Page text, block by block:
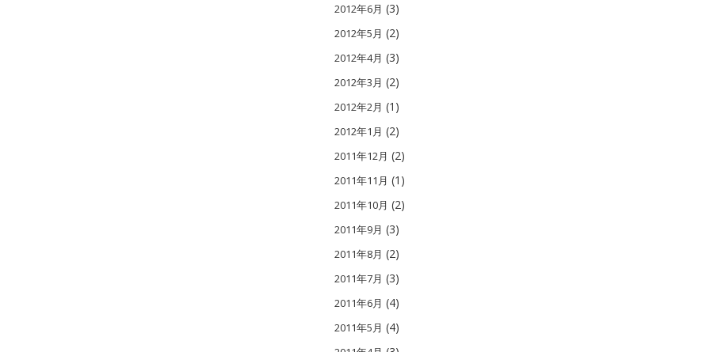
2012年6月 (3)
2012年5月 (2)
2012年4月 (3)
2012年3月 (2)
2012年2月 (1)
2012年1月 (2)
2011年12月 (2)
2011年11月 (1)
2011年10月 (2)
2011年9月 (3)
2011年8月 (2)
2011年7月 (3)
2011年6月 (4)
2011年5月 (4)